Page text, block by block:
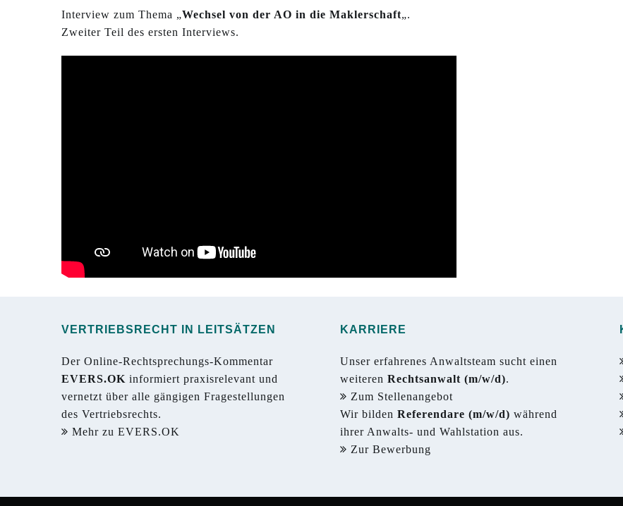
Interview zum Thema „Wechsel von der AO in die Maklerschaft„.
Zweiter Teil des ersten Interviews.
VERTRIEBSRECHT IN LEITSÄTZEN
Der Online-Rechtsprechungs-Kommentar
EVERS.OK informiert praxisrelevant und
vernetzt über alle gängigen Fragestellungen
des Vertriebsrechts.
Mehr zu EVERS.OK
KARRIERE
Unser erfahrenes Anwaltsteam sucht einen
weiterenRechtsanwalt (m/w/d).
Zum Stellenangebot
Wir bildenReferendare (m/w/d) während
ihrer Anwalts- und Wahlstation aus.
Zur Bewerbung